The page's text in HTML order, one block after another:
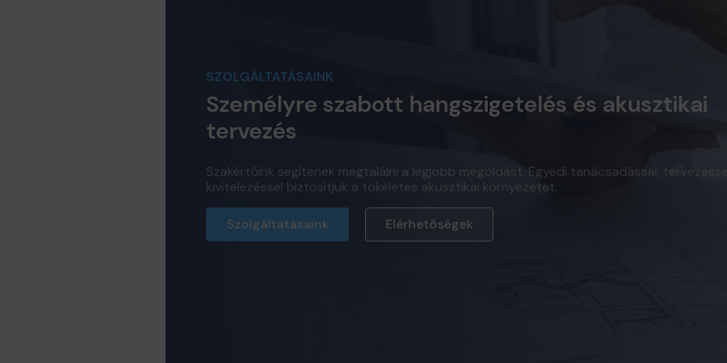
SZOLGÁLTATÁSAINK
Személyre szabott hangszigetelés és akusztikai
tervezés
Szakértőink segítenek megtalálni a legjobb megoldást. Egyedi tanácsadással,
kivitelezéssel biztosítjuk a tökéletes akusztikai környezetet.
Szolgáltatásaink Elérhetőségek